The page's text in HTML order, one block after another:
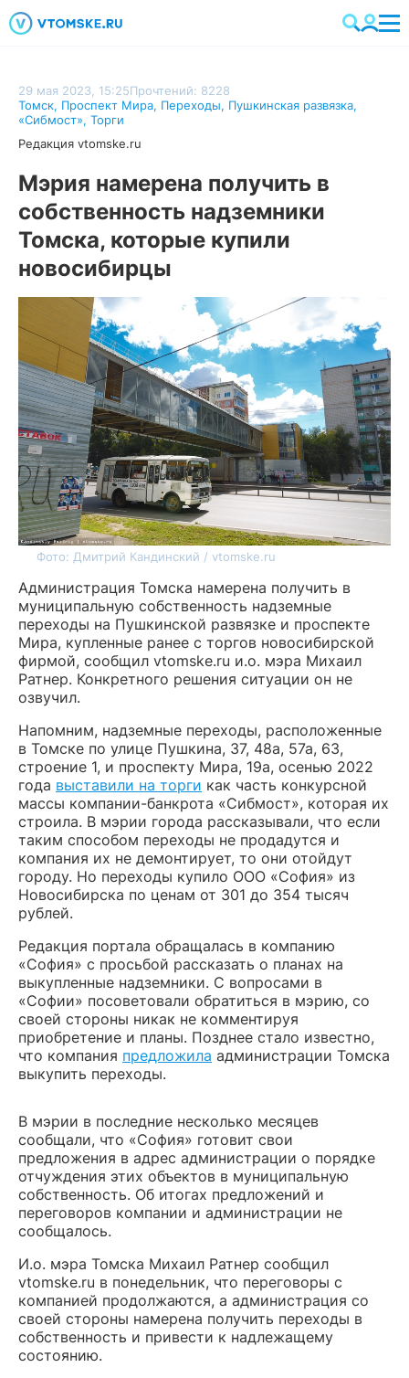
29 мая 2023, 15:25Прочтений: 8228
Томск, Проспект Мира, Переходы, Пушкинская развязка,
«Сибмост», Торги
Редакция vtomske.ru
Мэрия намерена получить в
собственность надземники
Томска, которые купили
новосибирцы
Фото: Дмитрий Кандинский / vtomske.ru
Администрация Томска намерена получить в
муниципальную собственность надземные
переходы на Пушкинской развязке и проспекте
Мира, купленные ранее с торгов новосибирской
фирмой, сообщил vtomske.ru и.о. мэра Михаил
Ратнер. Конкретного решения ситуации он не
озвучил.
Напомним, надземные переходы, расположенные
в Томске по улице Пушкина, 37, 48а, 57а, 63,
строение 1, и проспекту Мира, 19а, осенью 2022
года выставили на торги как часть конкурсной
массы компании-банкрота «Сибмост», которая их
строила. В мэрии города рассказывали, что если
таким способом переходы не продадутся и
компания их не демонтирует, то они отойдут
городу. Но переходы купило ООО «София» из
Новосибирска по ценам от 301 до 354 тысяч
рублей.
Редакция портала обращалась в компанию
«София» с просьбой рассказать о планах на
выкупленные надземники. С вопросами в
«Софии» посоветовали обратиться в мэрию, со
своей стороны никак не комментируя
приобретение и планы. Позднее стало известно,
что компания предложила администрации Томска
выкупить переходы.
В мэрии в последние несколько месяцев
сообщали, что «София» готовит свои
предложения в адрес администрации о порядке
отчуждения этих объектов в муниципальную
собственность. Об итогах предложений и
переговоров компании и администрации не
сообщалось.
И.о. мэра Томска Михаил Ратнер сообщил
vtomske.ru в понедельник, что переговоры с
компанией продолжаются, а администрация со
своей стороны намерена получить переходы в
собственность и привести к надлежащему
состоянию.